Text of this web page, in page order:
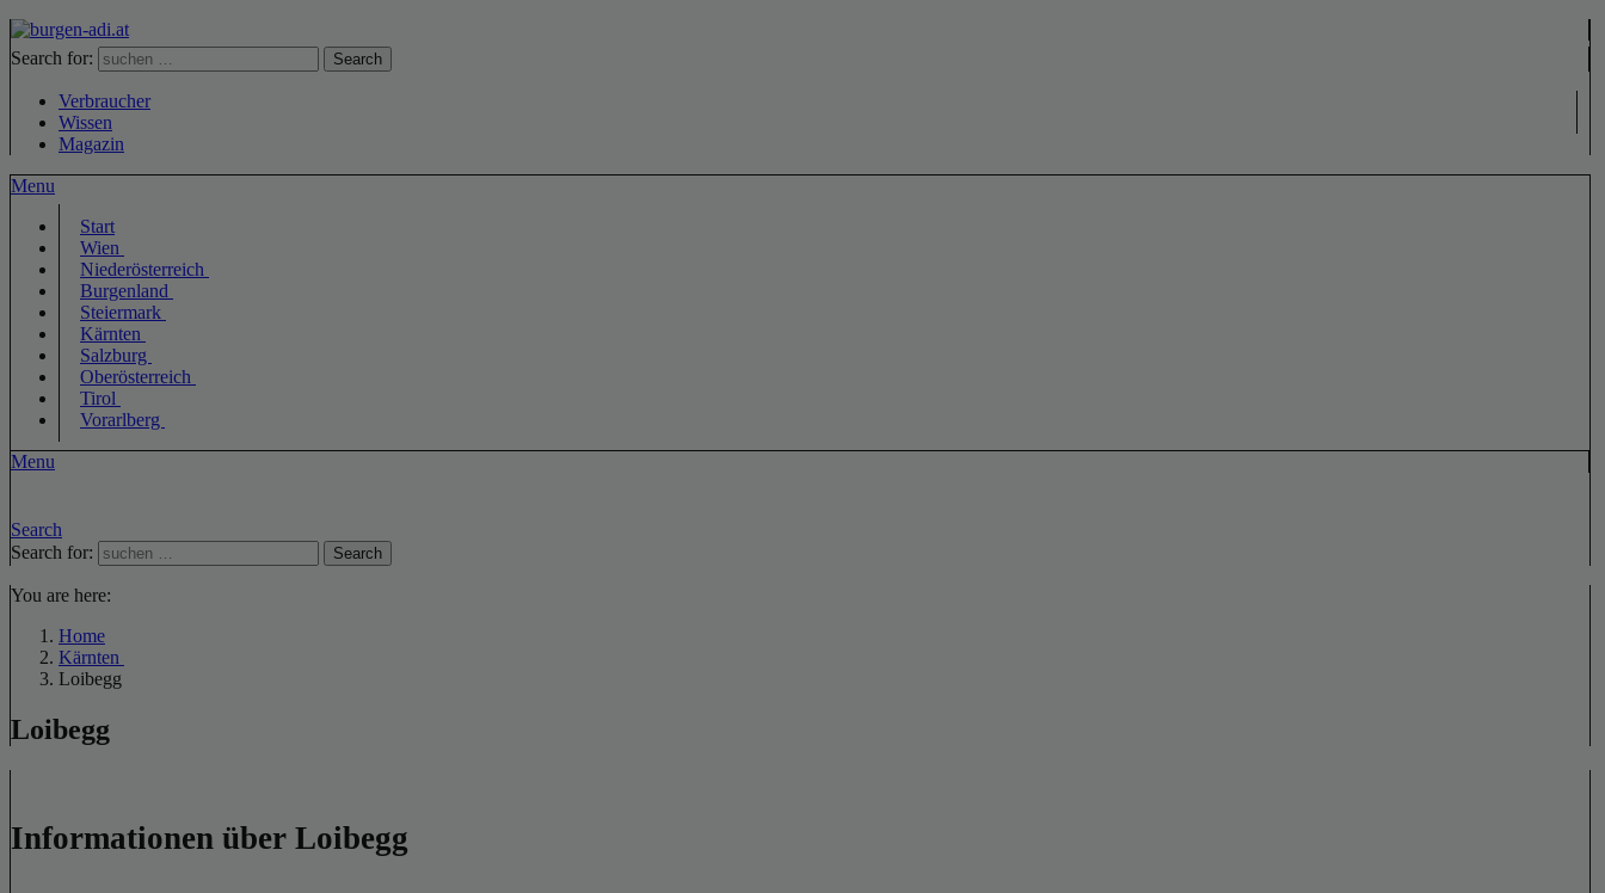
Search for: Search
Verbraucher
Wissen
Magazin
Menu
Start
Wien
Niederösterreich
Burgenland
Steiermark
Kärnten
Salzburg
Oberösterreich
Tirol
Vorarlberg
Menu
Search
Search for:
Search
You are here:
Home
Kärnten
Loibegg
Loibegg
Informationen über Loibegg